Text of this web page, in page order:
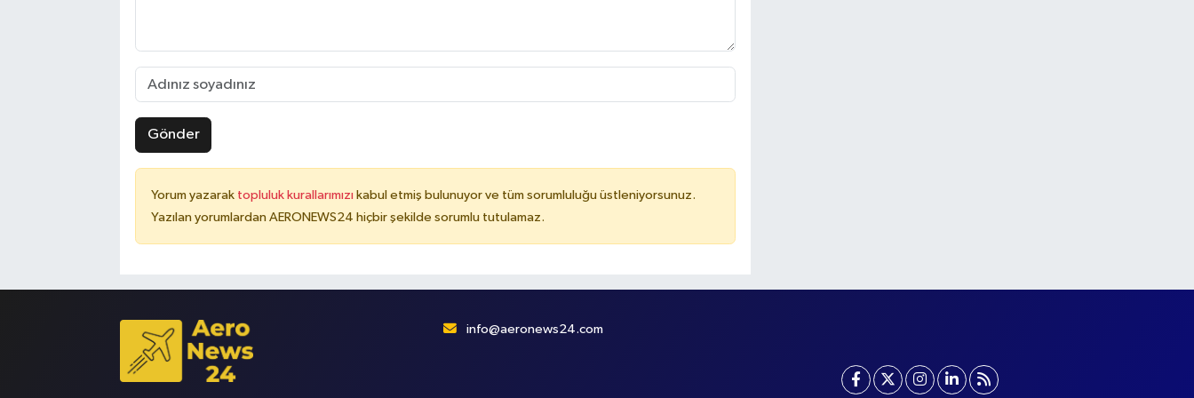
Gönder
Yorum yazarak topluluk kurallarımızı kabul etmiş bulunuyor ve tüm sorumluluğu üstleniyorsunuz.
Yazılan yorumlardan AERONEWS24 hiçbir şekilde sorumlu tutulamaz.
info@aeronews24.com